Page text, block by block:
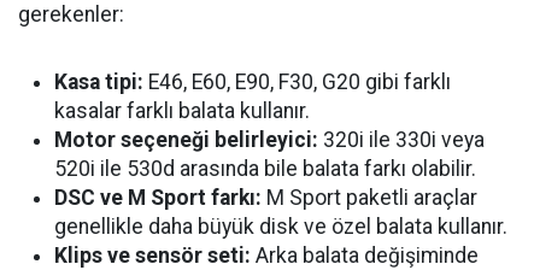
gerekenler:
Kasa tipi: E46, E60, E90, F30, G20 gibi farklı
kasalar farklı balata kullanır.
Motor seçeneği belirleyici: 320i ile 330i veya
520i ile 530d arasında bile balata farkı olabilir.
DSC ve M Sport farkı: M Sport paketli araçlar
genellikle daha büyük disk ve özel balata kullanır.
Klips ve sensör seti: Arka balata değişiminde